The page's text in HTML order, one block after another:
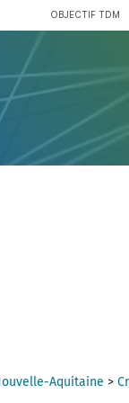
OBJECTIF TDM
Aquitaine >